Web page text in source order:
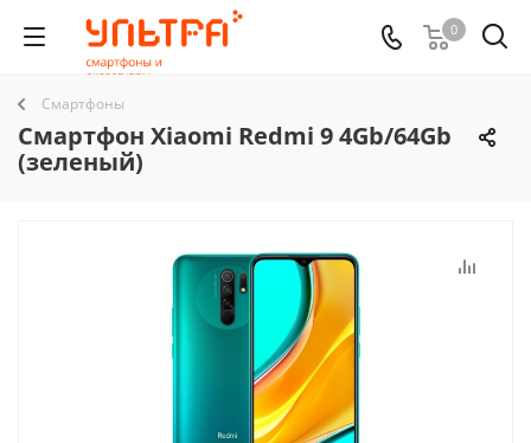
0
Смартфоны
Смартфон Xiaomi Redmi 9 4Gb/64Gb
(зеленый)